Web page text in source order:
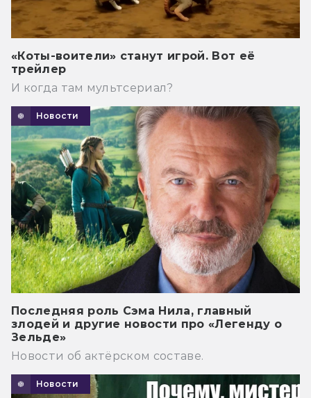
«Коты-воители» станут игрой. Вот её
трейлер
И когда там мультсериал?
Новости
Последняя роль Сэма Нила, главный
злодей и другие новости про «Легенду о
Зельде»
Новости об актёрском составе.
Новости